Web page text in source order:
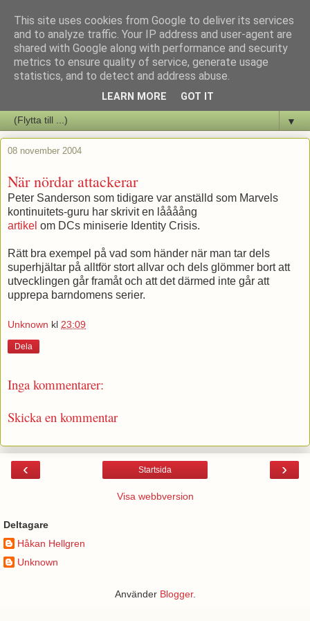
Staffars Seriers Blog
Vi skriver om serienyheter av alla de slag samt om vad som sker i
▼
08 november 2004
När nördar attackerar
Peter Sanderson som tidigare var anställd som Marvels
kontinuitets-guru har skrivit en låååång
artikel om DCs miniserie Identity Crisis.
Rätt bra exempel på vad som händer när man tar dels
superhjältar på alltför stort allvar och dels glömmer bort att
utvecklingen går framåt och att det därmed inte går att
upprepa barndomens serier.
Unknown kl 23:09
Dela
Inga kommentarer:
Skicka en kommentar
‹ ›
Startsida
Visa webbversion
Deltagare
Håkan Hellgren
Unknown
Använder Blogger.
This site uses cookies from Google to deliver its services
and to analyze traffic. Your IP address and user-agent are
shared with Google along with performance and security
metrics to ensure quality of service, generate usage
statistics, and to detect and address abuse.
LEARN MORE GOT IT